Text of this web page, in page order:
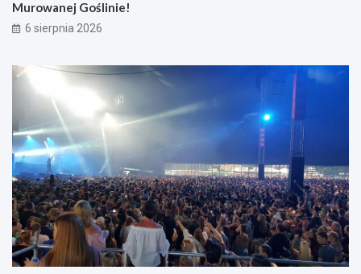
Murowanej Goślinie!
6 sierpnia 2026